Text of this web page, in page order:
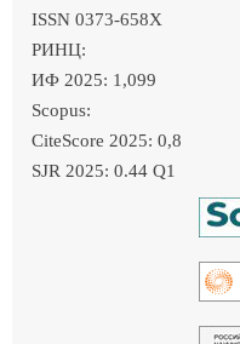
ISSN 0373-658X
РИНЦ:
ИФ 2025: 1,099
Scopus:
CiteScore 2025: 0,8
SJR 2025: 0.44 Q1